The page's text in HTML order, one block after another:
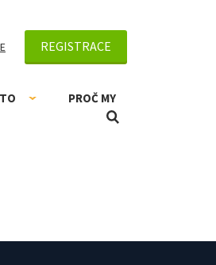
REGISTRACE
PROČ MY